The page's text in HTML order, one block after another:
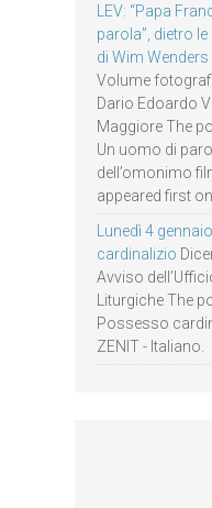
LEV: “Papa
parola”, dietro
di Wim Wenders
Volume
Dario Edoardo
Maggiore The
Un uomo di
dell’omonimo
appeared first
Lunedì 4
cardinalizio
Avviso
Liturgiche The
Possesso
ZENIT - Italiano.